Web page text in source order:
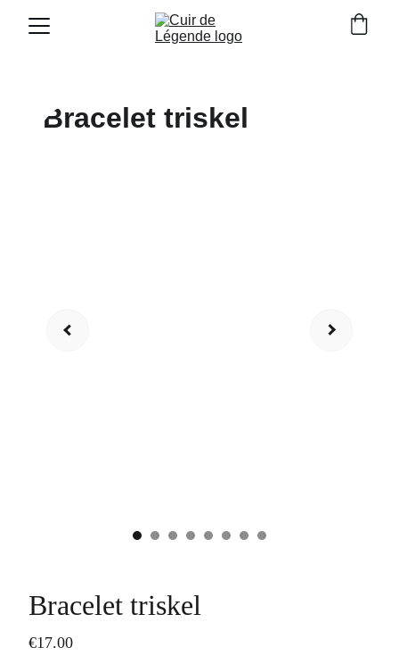
Bracelet triskel
€17.00